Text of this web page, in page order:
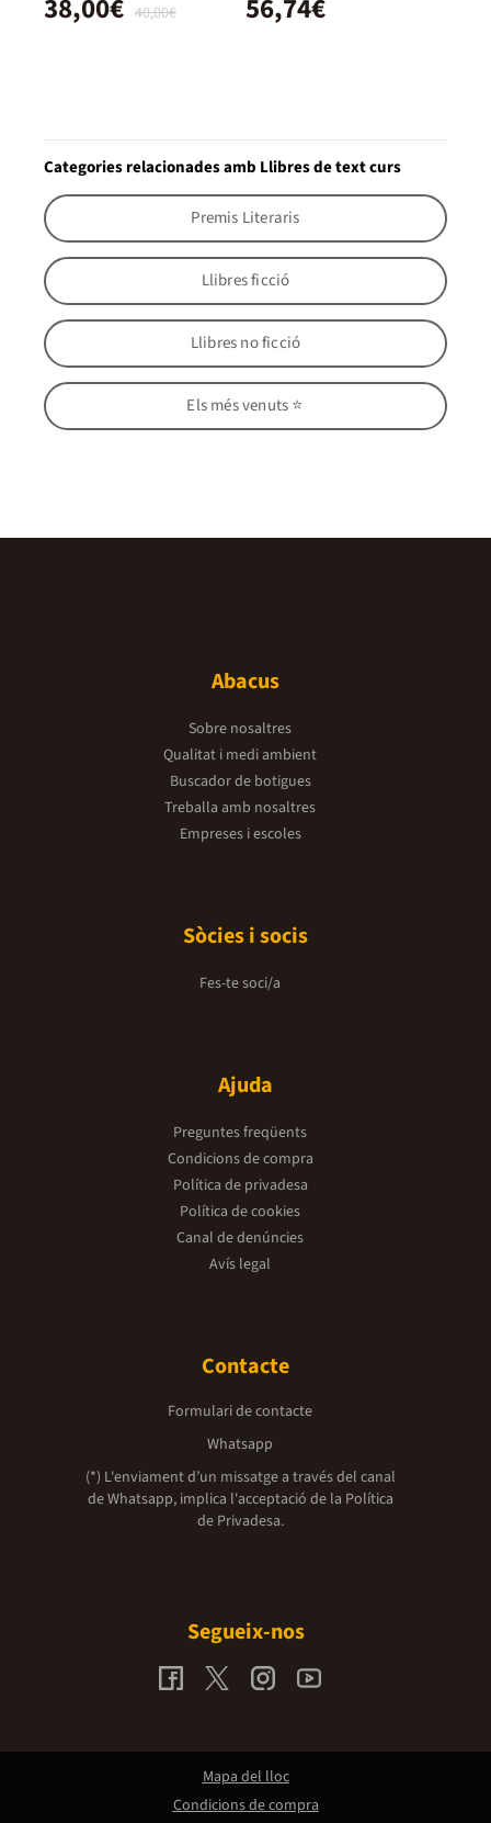
40,00€
38,00€ 56,74€
Categories relacionades amb Llibres de text curs
Premis Literaris
Llibres ficció
Llibres no ficció
Els més venuts ⭐
Abacus
Sobre nosaltres
Qualitat i medi ambient
Buscador de botigues
Treballa amb nosaltres
Empreses i escoles
Sòcies i socis
Fes-te soci/a
Ajuda
Preguntes freqüents
Condicions de compra
Política de privadesa
Política de cookies
Canal de denúncies
Avís legal
Contacte
Formulari de contacte
Whatsapp
(*) L'enviament d’un missatge a través del canal
de Whatsapp, implica l'acceptació de la Política
de Privadesa.
Segueix-nos
Mapa del lloc
Condicions de compra